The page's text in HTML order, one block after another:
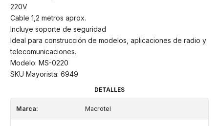
220V
Cable 1,2 metros aprox.
Incluye soporte de seguridad
Ideal para construcción de modelos, aplicaciones de radio y
telecomunicaciones.
Modelo: MS-0220
SKU Mayorista: 6949
DETALLES
Marca: Macrotel